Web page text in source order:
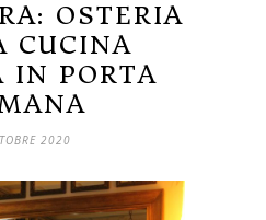
OSTERIA
CUCINA
IN PORTA
2020